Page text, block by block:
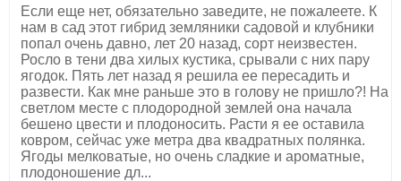
Если еще нет, обязательно заведите, не пожалеете. К
нам в сад этот гибрид земляники садовой и клубники
попал очень давно, лет 20 назад, сорт неизвестен.
Росло в тени два хилых кустика, срывали с них пару
ягодок. Пять лет назад я решила ее пересадить и
развести. Как мне раньше это в голову не пришло?! На
светлом месте с плодородной землей она начала
бешено цвести и плодоносить. Расти я ее оставила
ковром, сейчас уже метра два квадратных полянка.
Ягоды мелковатые, но очень сладкие и ароматные,
плодоношение дл...